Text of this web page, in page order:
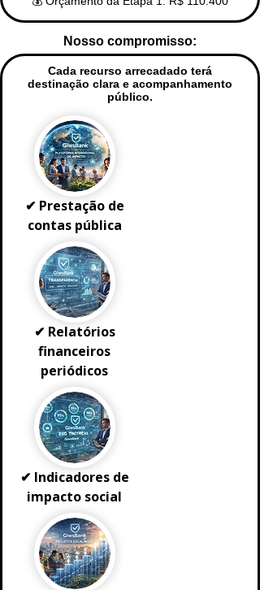
Nosso compromisso:
Cada recurso arrecadado terá
destinação clara e acompanhamento
público.
✔ Prestação de
contas pública
✔ Relatórios
financeiros
periódicos
✔ Indicadores de
impacto social